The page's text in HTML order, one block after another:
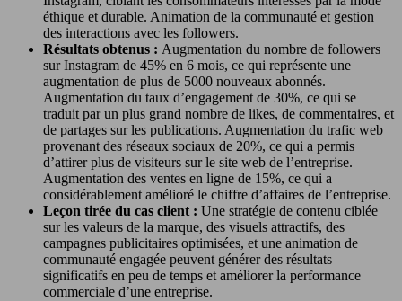
éthique et durable. Animation de la communauté et gestion
des interactions avec les followers.
Résultats obtenus : Augmentation du nombre de followers
sur Instagram de 45% en 6 mois, ce qui représente une
augmentation de plus de 5000 nouveaux abonnés.
Augmentation du taux d’engagement de 30%, ce qui se
traduit par un plus grand nombre de likes, de commentaires, et
de partages sur les publications. Augmentation du trafic web
provenant des réseaux sociaux de 20%, ce qui a permis
d’attirer plus de visiteurs sur le site web de l’entreprise.
Augmentation des ventes en ligne de 15%, ce qui a
considérablement amélioré le chiffre d’affaires de l’entreprise.
Leçon tirée du cas client : Une stratégie de contenu ciblée
sur les valeurs de la marque, des visuels attractifs, des
campagnes publicitaires optimisées, et une animation de
communauté engagée peuvent générer des résultats
significatifs en peu de temps et améliorer la performance
commerciale d’une entreprise.